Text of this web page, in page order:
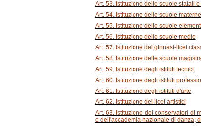
Art. 53. Istituzione delle scuole statali
Art. 54. Istituzione delle scuole materne
Art. 55. Istituzione delle scuole
Art. 56. Istituzione delle scuole medie
Art. 57. Istituzione dei ginnasi-licei
Art. 58. Istituzione delle scuole
Art. 59. Istituzione degli istituti tecnici
Art. 60. Istituzione degli istituti
Art. 61. Istituzione degli istituti d'arte
Art. 62. Istituzione dei licei artistici
Art. 63. Istituzione dei conservatori di
e dell'accademia nazionale di danza;